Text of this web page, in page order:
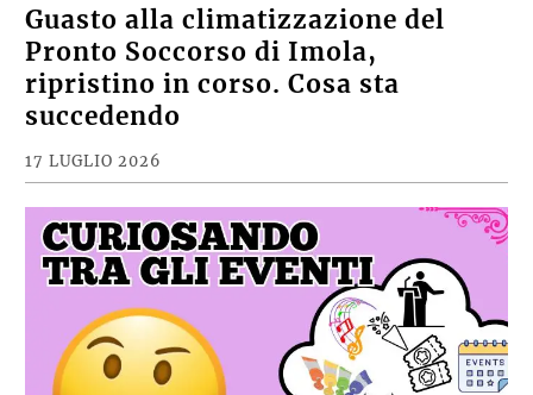
Guasto alla climatizzazione del
Pronto Soccorso di Imola,
ripristino in corso. Cosa sta
succedendo
17 LUGLIO 2026